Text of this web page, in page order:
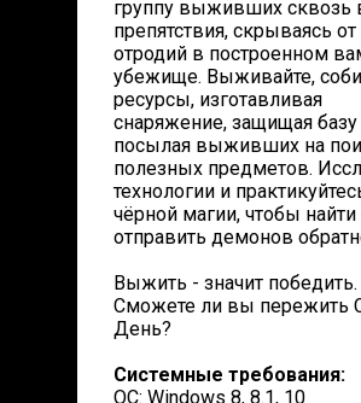
группу выживших сквозь
препятствия, скрываясь
отродий в построенном
убежище. Выживайте,
ресурсы, изготавливая
снаряжение, защищая базу
посылая выживших на
полезных предметов.
технологии и
чёрной магии, чтобы найти
отправить демонов
Выжить - значит победить.
Сможете ли вы пережить
День?
Системные требования:
ОС: Windows 8, 8.1, 10